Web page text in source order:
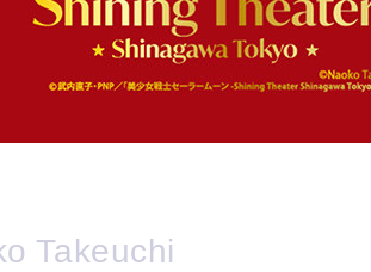
Takeuchi